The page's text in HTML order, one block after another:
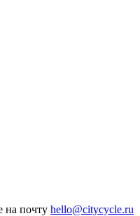
на почту hello@citycycle.ru